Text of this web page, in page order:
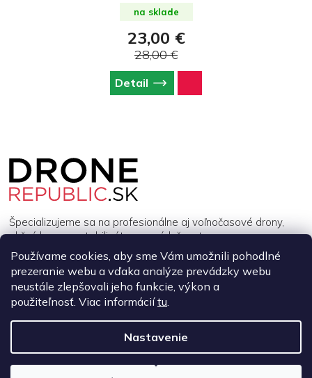
Používame cookies, aby sme Vám umožnili pohodlné
prezeranie webu a vďaka analýze prevádzky webu
neustále zlepšovali jeho funkcie, výkon a
použiteľnosť. Viac informáciítu.
Nastavenie
na sklade
23,00 €
28,00 €
Detail
e
Špecializujeme sa na profesionálne aj voľnočasové drony,
akčné kamery, stabilizátory a príslušenstvo.
INFORMÁCIE
Copyright 2026DroneRepublic.sk. Všetky práva vyhradené.Upraviť
nastavenie cookies